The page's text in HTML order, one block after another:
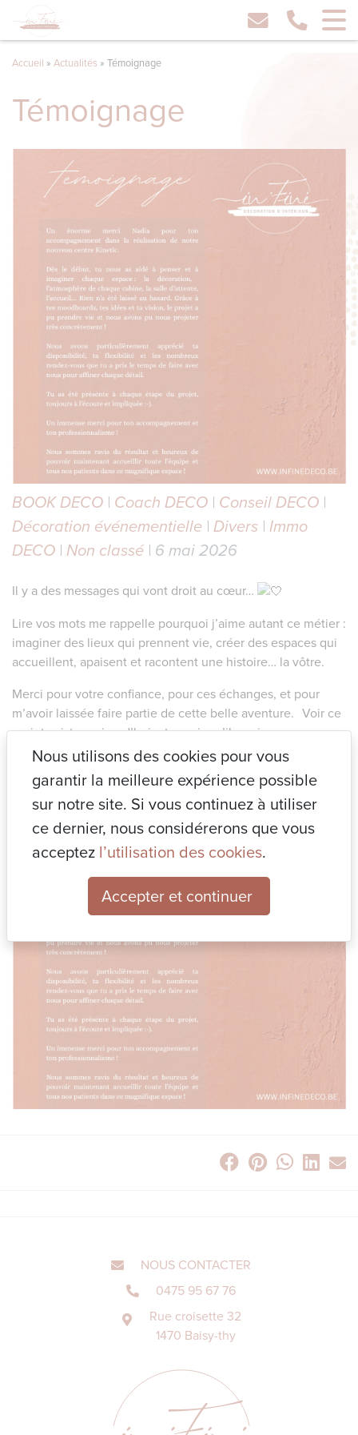
Accueil » Actualités » Témoignage
Témoignage
BOOK DECO | Coach DECO | Conseil DECO |
Décoration événementielle | Divers | Immo
DECO | Non classé | 6 mai 2026
Il y a des messages qui vont droit au cœur…
Lire vos mots me rappelle pourquoi j’aime autant ce métier :
imaginer des lieux qui prennent vie, créer des espaces qui
accueillent, apaisent et racontent une histoire… la vôtre.
Merci pour votre confiance, pour ces échanges, et pour
m’avoir laissée faire partie de cette belle aventure. Voir ce
projet exister aujourd’hui, et savoir qu’il va vivre au
quotidien, c’est la plus belle des récompenses.
NOUS CONTACTER
0475 95 67 76
Rue croisette 32
1470 Baisy-thy
Nous utilisons des cookies pour vous
garantir la meilleure expérience possible
sur notre site. Si vous continuez à utiliser
ce dernier, nous considérerons que vous
acceptez l’utilisation des cookies.
Accepter et continuer